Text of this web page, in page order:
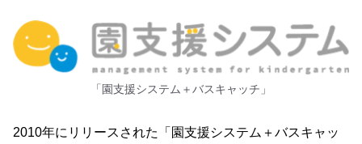
「園支援システム＋バスキャッチ」
2010年にリリースされた「園支援システム＋バスキャッ